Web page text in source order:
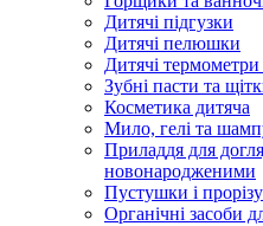
Дитячі підгузки
Дитячі пелюшки
Дитячі термометри
Зубні пасти та
Косметика дитяча
Мило, гелі та
Приладдя для
новонародженими
Пустушки і
Органічні засоби